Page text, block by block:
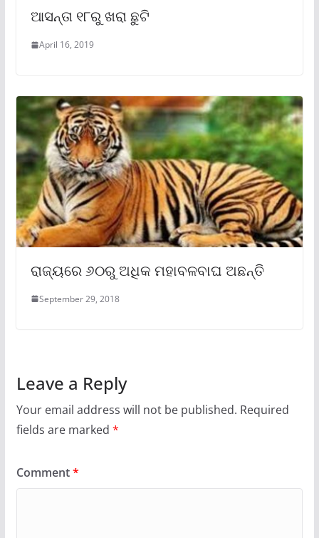
ଆସନ୍ତା ୧୮ରୁ ଖରା ଛୁଟି
April 16, 2019
ରାଜ୍ୟରେ ୬୦ରୁ ଅଧିକ ମହାବଳବାଘ ଅଛନ୍ତି
September 29, 2018
Leave a Reply
Your email address will not be published. Required
fields are marked *
Comment*